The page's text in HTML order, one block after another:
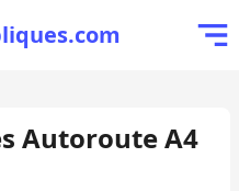
Autoroute A4